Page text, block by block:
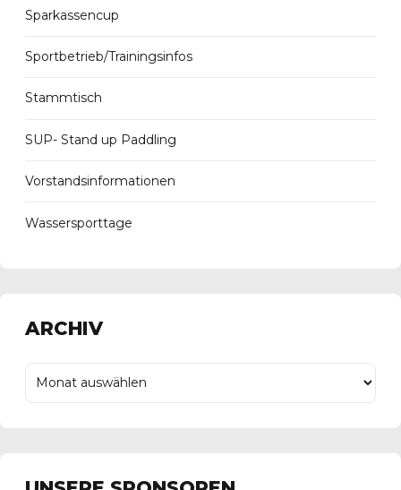
Sparkassencup
Sportbetrieb/Trainingsinfos
Stammtisch
SUP- Stand up Paddling
Vorstandsinformationen
Wassersporttage
ARCHIV